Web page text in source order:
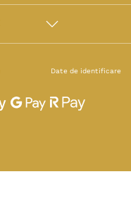
Date de identificare